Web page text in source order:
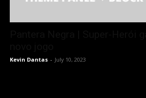
Kevin Dantas - July 10, 2023